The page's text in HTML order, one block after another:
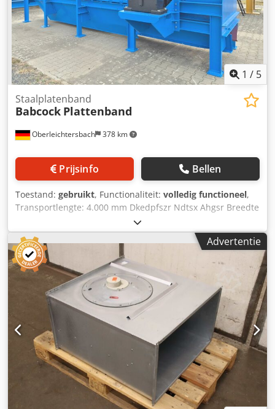
1 / 5
Oberleichtersbach 378 km
Staalplatenband
Babcock Plattenband
Prijsinfo Bellen
Toestand: gebruikt, Functionaliteit: volledig functioneel,
Transportlengte: 4.000 mm Dkedpfszr Ndtsx Ahgsr Breedte
van de platen: 900 mm voorzien van een nieuw
vervaardigde invoertrechter Aandrijving via een traploos
regelbare PIV-transmissie
Advertentie